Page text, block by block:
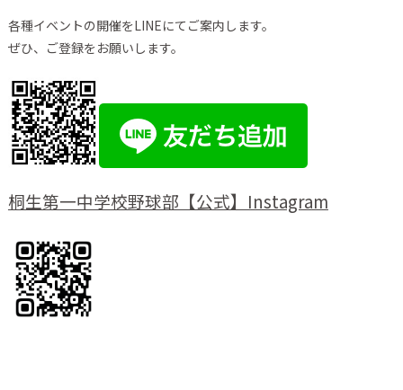
各種イベントの開催をLINEにてご案内します。
ぜひ、ご登録をお願いします。
桐生第一中学校野球部【公式】Instagram